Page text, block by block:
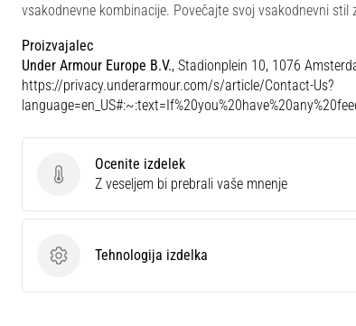
vsakodnevne kombinacije. Povečajte svoj vsakodnevni
Proizvajalec
Under Armour Europe B.V., Stadionplein 10, 1076
https://privacy.underarmour.com/s/article/Contact-Us?
Ocenite izdelek
Ocenite izdelek
Z veseljem bi prebrali vaše mnenje
Tehnologija izdelka
Tehnologija izdelka